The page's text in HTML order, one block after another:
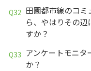
田園都市線のコ
ら、やはりその
すか？
アンケートモニタ
か？